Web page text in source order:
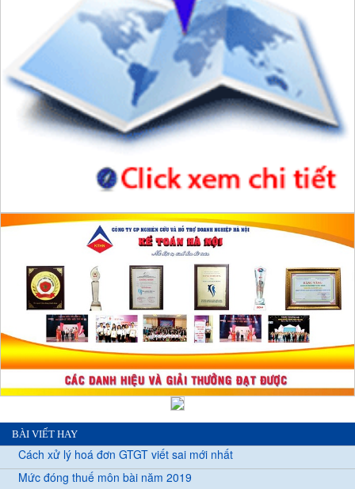
BÀI VIẾT HAY
Cách xử lý hoá đơn GTGT viết sai mới nhất
Mức đóng thuế môn bài năm 2019